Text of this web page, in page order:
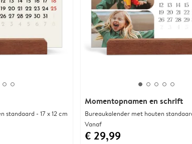
standaard - 17 x 12 cm
Momentopnamen en schrift
Bureaukalender met houten
Vanaf
€ 29,99